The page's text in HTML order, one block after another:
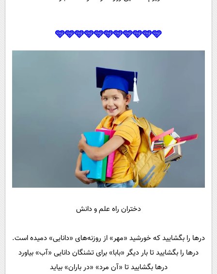
🩵🩵🩵🩵🩵🩵🩵🩵🩵🩵🩵
دختران راه علم و دانش
در‌ها را بگشایید که خورشید «مهر» از روزنه‌های «دانایی» دمیده است.
در‌ها را بگشایید تا بار دیگر «بابا» برای تشنگان دانایی «آب» بیاورد
در‌ها بگشایید تا «آن مرد» «در باران» بیاید